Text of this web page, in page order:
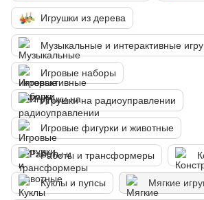
Игрушки из дерева
Музыкальные и интерактивные
Игровые наборы
Игрушки на радиоуправлении
Игровые фигурки и животные
Работы и трансформеры
Куклы и пупсы Мягкие